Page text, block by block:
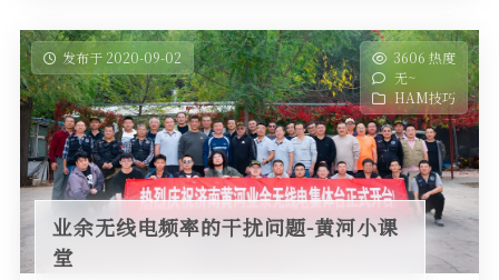
发布于 2020-09-02
3606 热度
无~
HAM技巧
业余无线电频率的干扰问题-黄河小课
堂